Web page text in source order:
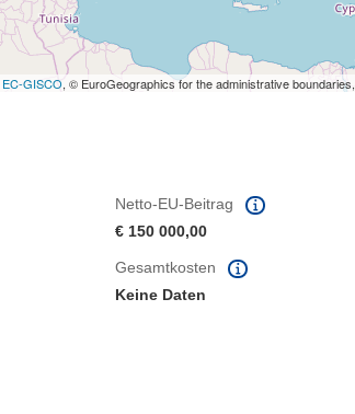
EC-GISCO, © EuroGeographics for the administrative boundaries,
Netto-EU-Beitrag
€ 150 000,00
Gesamtkosten
Keine Daten